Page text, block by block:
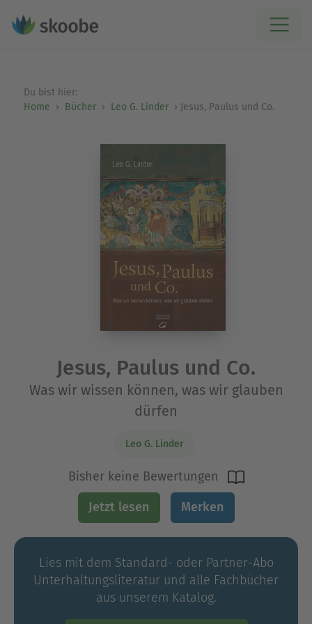
Du bist hier:
Home
Bücher Leo G. Linder Jesus, Paulus und Co.
Jesus, Paulus und Co.
Was wir wissen können, was wir glauben
dürfen
Leo G. Linder
Bisher keine Bewertungen
Jetzt lesen Merken
Lies mit dem Standard- oder Partner-Abo
Unterhaltungs­literatur und alle Fachbücher
aus unserem Katalog.